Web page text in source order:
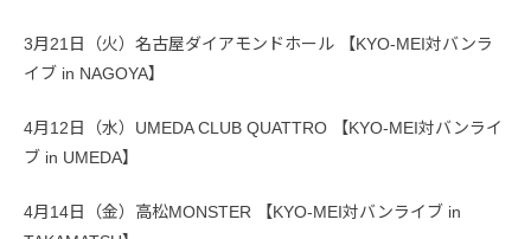
3月21日（火）名古屋ダイアモンドホール 【KYO-MEI対バンラ
イブ in NAGOYA】
4月12日（水）UMEDA CLUB QUATTRO 【KYO-MEI対バンライ
ブ in UMEDA】
4月14日（金）高松MONSTER 【KYO-MEI対バンライブ in